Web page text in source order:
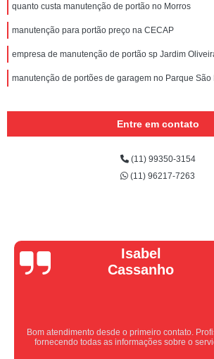
quanto custa manutenção de portão no Morros
manutenção para portão preço na CECAP
empresa de manutenção de portão sp Jardim
manutenção de portões de garagem no Parque São
Entre em contato
(11) 99350-3154
(11) 96217-7263
Vera Maria
Equipe nota 10, trabalho rápido com excelência
Super indico.